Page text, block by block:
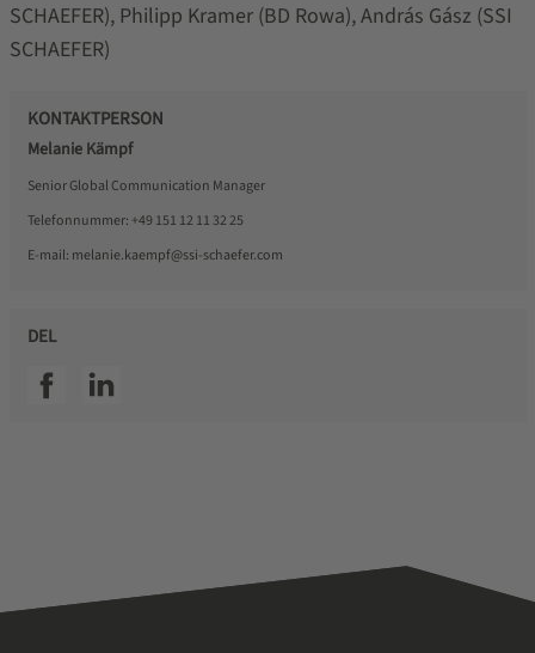
SCHAEFER), Philipp Kramer (BD Rowa), András Gász (SSI
SCHAEFER)
KONTAKTPERSON
Melanie Kämpf
Senior Global Communication Manager
Telefonnummer: +49 151 12 11 32 25
E-mail: melanie.kaempf@ssi-schaefer.com
DEL
SSI facebookSSI linkedin